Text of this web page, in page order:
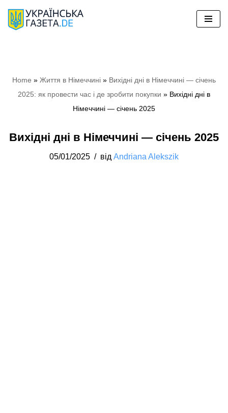
Перейти
Home » Життя в Німеччині » Вихідні дні в Німеччині — січень
2025: як провести час і де зробити покупки » Вихідні дні в
Німеччині — січень 2025
Вихідні дні в Німеччині — січень 2025
05/01/2025 від Andriana Alekszik